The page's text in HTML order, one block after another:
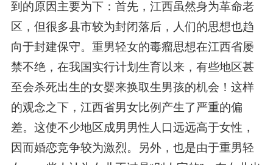
到的原因主要为下：首先，江西虽然身为革命老
区，但很多县市较为封闭落后，人们的思想也趋
向于封建保守。重男轻女的毒瘤思想在江西省屡
禁不绝，在我国实行计划生育以来，有些地区甚
至会杀死出生的女婴来换取生男孩的机会！这样
的观念之下，江西省男女比例产生了严重的偏
差。这使不少地区成男男性人口远远高于女性，
因而婚恋竞争较为激烈。另外，也是由于重男轻